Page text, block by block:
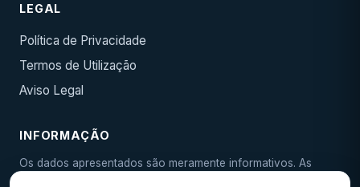
LEGAL
Política de Privacidade
Termos de Utilização
Aviso Legal
INFORMAÇÃO
Os dados apresentados são meramente informativos. As